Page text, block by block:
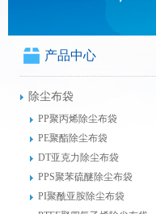
产品中心
除尘布袋
PP聚丙烯除尘布袋
PE聚酯除尘布袋
DT亚克力除尘布袋
PPS聚苯硫醚除尘布袋
PI聚酰亚胺除尘布袋